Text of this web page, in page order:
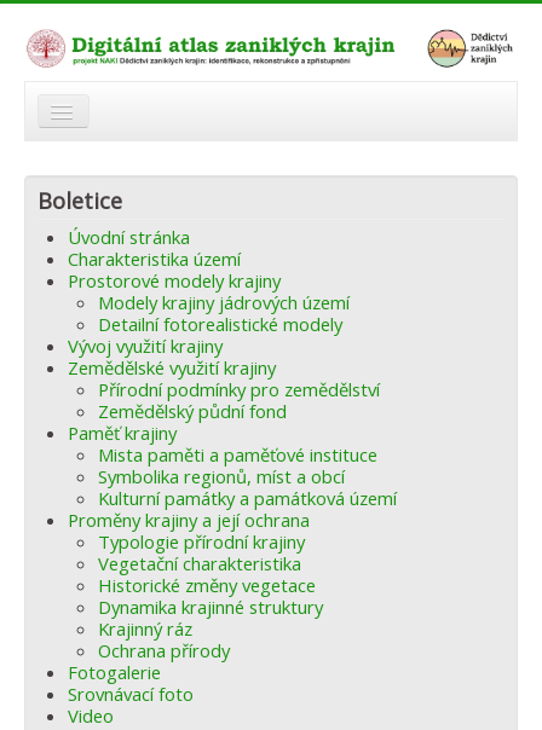
Modelová území
Zaniklé krajiny
Odkazy
Fórum
Autoři
Boletice
Úvodní stránka
Charakteristika území
Prostorové modely krajiny
Modely krajiny jádrových území
Detailní fotorealistické modely
Vývoj využití krajiny
Zemědělské využití krajiny
Přírodní podmínky pro zemědělství
Zemědělský půdní fond
Paměť krajiny
Mista paměti a paměťové instituce
Symbolika regionů, míst a obcí
Kulturní památky a památková území
Proměny krajiny a její ochrana
Typologie přírodní krajiny
Vegetační charakteristika
Historické změny vegetace
Dynamika krajinné struktury
Krajinný ráz
Ochrana přírody
Fotogalerie
Srovnávací foto
Video